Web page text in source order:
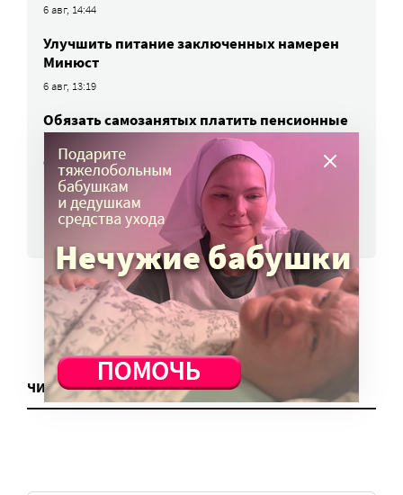
6 авг, 14:44
Улучшить питание заключенных намерен
Минюст
6 авг, 13:19
Обязать самозанятых платить пенсионные
взносы предлагают профсоюзы
6 авг, 10:51
ВСЕ НОВОСТИ
ЧИТАТЬ ЕЩЕ